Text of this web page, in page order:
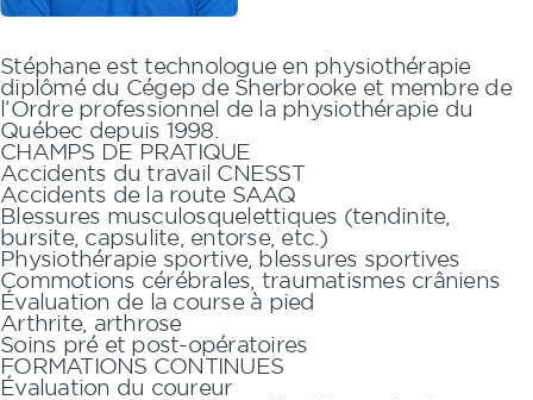
Stéphane est technologue en physiothérapie
diplômé du Cégep de Sherbrooke et membre de
l’Ordre professionnel de la physiothérapie du
Québec depuis 1998.
CHAMPS DE PRATIQUE
Accidents du travail CNESST
Accidents de la route SAAQ
Blessures musculosquelettiques (tendinite,
bursite, capsulite, entorse, etc.)
Physiothérapie sportive, blessures sportives
Commotions cérébrales, traumatismes crâniens
Évaluation de la course à pied
Arthrite, arthrose
Soins pré et post-opératoires
FORMATIONS CONTINUES
Évaluation du coureur